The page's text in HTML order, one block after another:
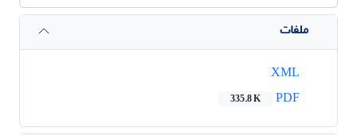
ملفات
335.8 K